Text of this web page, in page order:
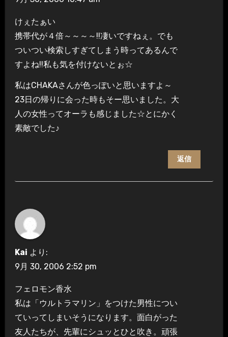
けぇたぁい
携帯代が４倍～～～～!!凄いですねぇ。でも
ついつい検索しすぎてしまう時ってあるんで
すよね!!私も気を付けないとぉ☆
私はCHAKAさんが色っぽいと思いますよ～
23日の帰りに会った時もそー思いました。大
人の女性ってオーラも感じました☆とにかく
素敵でした♪
返信
Kai より:
9月 30, 2006 2:52 pm
フェロモン香水
私は「ウルトラマリン」をつけた男性につい
ていってしまいそうになります。面白がった
友人たちが、先輩にシュッとひと吹き。頑張